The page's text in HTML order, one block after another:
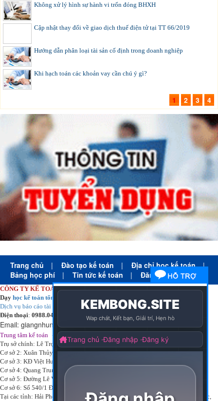
Không xử lý hình sự hành vi trốn đóng BHXH
Cập nhật thay đổi về giao dịch thuế điện tử tại TT 66/2019
Hướng dẫn phân loại tài sản cố định trong doanh nghiệp
Khi hạch toán các khoản vay cần chú ý gì?
1 2 3 4
Trang chủ | Đào tạo kế toán | Địa chỉ học kế toán
|
Bảng học phí
| Tin tức kế toán | Đăng ký học
CÔNG TY KẾ TOÁN HÀ NỘI
Dạy học kế toán tổng hợp
Dịch vụ báo cáo tài chính
chuyên nghiệp uy tín giá rẻ
Điện thoại: 0988.043.053
Email: giangnhungkthn@gmail.com
Trung tâm kế toán - Công ty kế toán hà nội ạy tại:
Trụ sở chính: Lê Trọng Tấn - Thanh Xuân - Hà Nội
Cơ sở 2: Xuân Thủy - Cầu Giấy - Hà Nội
Cơ sở 3: KĐ Việt Hưng - Long Biên - Hà Nội
Cơ sở 4: Quang Trung - Hà Đông - Hà Nội
Cơ sở 5: Đường Lê Văn Thịnh – P. Suối Hoa– Tp. Bắc Ninh.
Cơ sở 6: Số 540/1 Đường Cách mạng tháng 8 – Quận 3 – Tp. Hồ Chí Minh.
Tại các tỉnh: Hải Phòng, Nam Định, Bắc Ninh, Thái bình, Bắc Giang, Vĩnh Phúc,